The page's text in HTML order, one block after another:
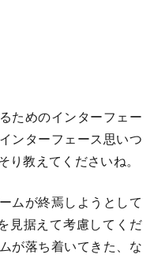
ためのインターフェー
ンターフェース思いつ
教えてくださいね。
ムが終焉しようとして
見据えて考慮してくだ
が落ち着いてきた、な